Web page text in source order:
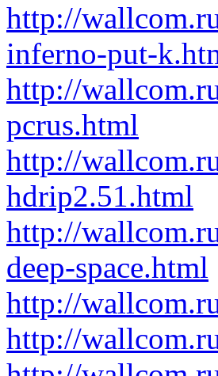
http://
inferno-put-
http://
pcrus.html
http://
hdrip2.51.html
http://
deep-space.html
http://
http://